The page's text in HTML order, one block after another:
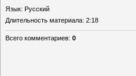
Язык: Русский
Длительность материала: 2:18
Всего комментариев: 0